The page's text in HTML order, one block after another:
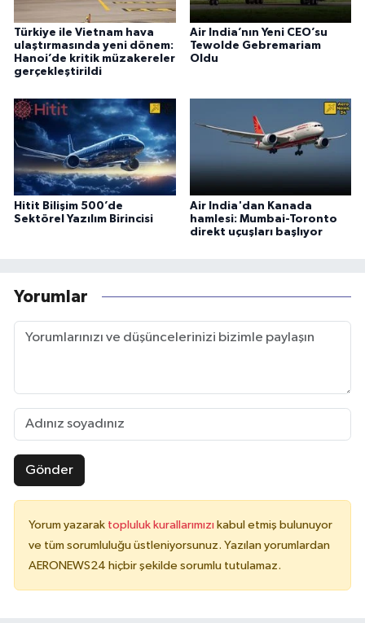
Türkiye ile Vietnam hava
ulaştırmasında yeni dönem:
Hanoi’de kritik müzakereler
gerçekleştirildi
Air India’nın Yeni CEO’su
Tewolde Gebremariam
Oldu
Hitit Bilişim 500’de
Sektörel Yazılım Birincisi
Air India'dan Kanada
hamlesi: Mumbai-Toronto
direkt uçuşları başlıyor
Yorumlar
Gönder
Yorum yazarak topluluk kurallarımızı kabul etmiş bulunuyor
ve tüm sorumluluğu üstleniyorsunuz. Yazılan yorumlardan
AERONEWS24 hiçbir şekilde sorumlu tutulamaz.